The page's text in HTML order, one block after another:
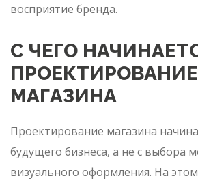
восприятие бренда.
С ЧЕГО
ПРОЕКТИРОВАНИЕ
МАГАЗИНА
Проектирование магазина
будущего бизнеса, а не с выбора
визуального оформления. На